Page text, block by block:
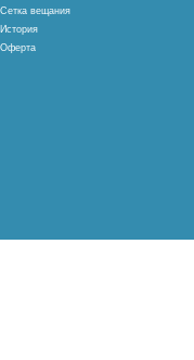
Сетка вещания
История
Оферта